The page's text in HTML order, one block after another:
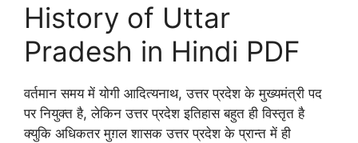
History of Uttar
Pradesh in Hindi PDF
वर्तमान समय में योगी आदित्यनाथ, उत्तर प्रदेश के मुख्यमंत्री पद
पर नियुक्त है, लेकिन उत्तर प्रदेश इतिहास बहुत ही विस्तृत है
क्युकि अधिकतर मुग़ल शासक उत्तर प्रदेश के प्रान्त में ही